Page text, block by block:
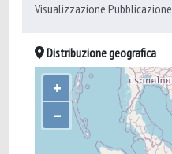
Visualizzazione Pubblicazione
Distribuzione geografica
+
–